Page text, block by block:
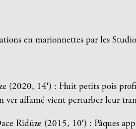
en marionnettes par les
(2020, 14′) : Huit petits pois
ver affamé vient perturber leur
Rīdūze (2015, 10′) : Pâques